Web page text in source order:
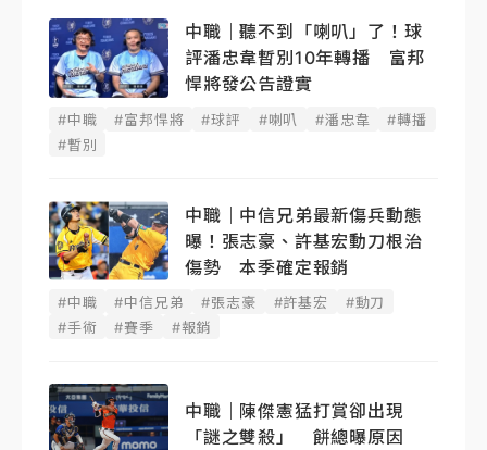
中職｜聽不到「喇叭」了！球
評潘忠韋暫別10年轉播 富邦
悍將發公告證實
#中職 #富邦悍將 #球評 #喇叭 #潘忠韋
#轉播
#暫別
中職｜中信兄弟最新傷兵動態
曝！張志豪、許基宏動刀根治
傷勢 本季確定報銷
#中職 #中信兄弟 #張志豪 #許基宏
#動刀
#手術
#賽季 #報銷
中職｜陳傑憲猛打賞卻出現
「謎之雙殺」 餅總曝原因